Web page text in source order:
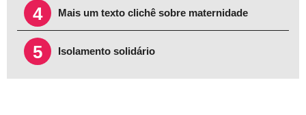
4 Mais um texto clichê sobre maternidade
5 Isolamento solidário